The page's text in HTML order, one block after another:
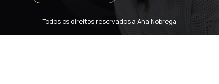
Todos os direitos reservados a Ana Nóbrega